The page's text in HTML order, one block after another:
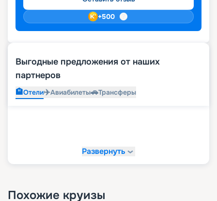
+500
Выгодные предложения от наших
партнеров
🏨Отели✈️Авиабилеты🚗Трансферы
Развернуть
Похожие круизы